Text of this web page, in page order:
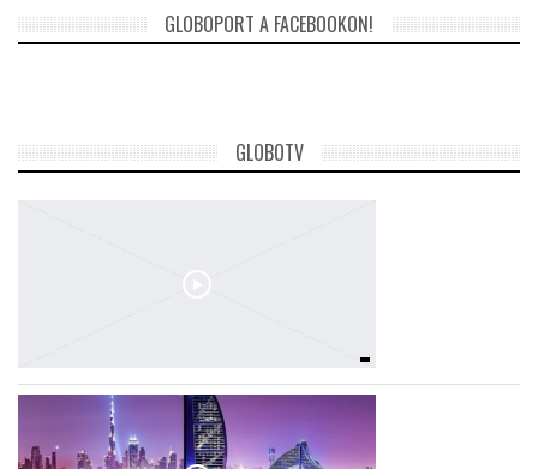
GLOBOPORT A FACEBOOKON!
GLOBOTV